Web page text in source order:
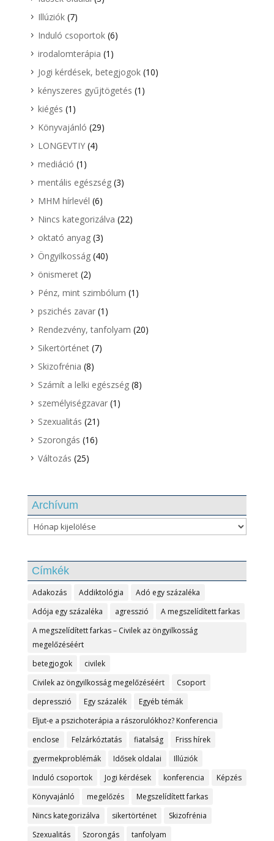
Illúziók(7)
Induló csoportok(6)
irodalomterápia (1)
Jogi kérdések, betegjogok(10)
kényszeres gyűjtögetés (1)
kiégés (1)
Könyvajánló (29)
LONGEVTIY(4)
mediáció (1)
mentális egészség(3)
MHM hírlevél (6)
Nincs kategorizálva (22)
oktató anyag(3)
Öngyilkosság(40)
önismeret(2)
Pénz, mint szimbólum (1)
pszichés zavar(1)
Rendezvény, tanfolyam (20)
Sikertörténet(7)
Skizofrénia (8)
Számít a lelki egészség(8)
személyiségzavar(1)
Szexualitás (21)
Szorongás (16)
Változás (25)
Archívum
Archívum
Címkék
Adakozás Addiktológia
Adó egy százaléka
Adója egy százaléka
agresszió
A megszelídített farkas
A megszelídített farkas – Civilek az öngyilkosság
megelőzéséért
betegjogok
civilek
Civilek az öngyilkosság megelőzéséért
Csoport
depresszió
Egy százalék
Egyéb témák
Eljut-e a pszichoterápia a rászorulókhoz? Konferencia
enclose
Felzárkóztatás fiatalság
Friss hírek
gyermekproblémák
Idősek oldalai
Illúziók
Induló csoportok
Jogi kérdések konferencia
Képzés
Könyvajánló
megelőzés
Megszelídített farkas
Nincs kategorizálva
sikertörténet
Skizofrénia
Szexualitás
Szorongás
tanfolyam